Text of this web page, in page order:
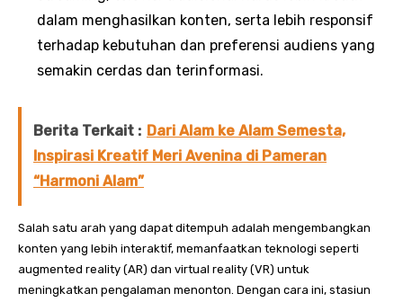
dalam menghasilkan konten, serta lebih responsif
terhadap kebutuhan dan preferensi audiens yang
semakin cerdas dan terinformasi.
Berita Terkait : Dari Alam ke Alam Semesta,
Inspirasi Kreatif Meri Avenina di Pameran
“Harmoni Alam”
Salah satu arah yang dapat ditempuh adalah mengembangkan
konten yang lebih interaktif, memanfaatkan teknologi seperti
augmented reality (AR) dan virtual reality (VR) untuk
meningkatkan pengalaman menonton. Dengan cara ini, stasiun